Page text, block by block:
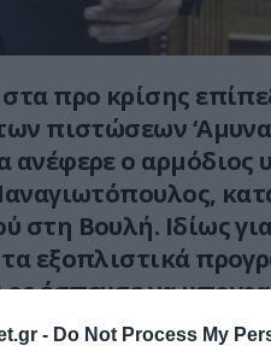
- Do Not Process My
προ κρίσης
πιστώσεων
ο αρμόδιος
στη Βουλή. Ιδίως
εξοπλιστικά
έσπευσε να
εξοπλισμών